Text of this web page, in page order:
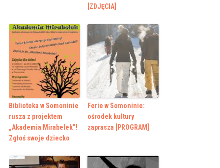
[ZDJĘCIA]
Biblioteka w Somoninie
rusza z projektem
„Akademia Mirabelek”!
Zgłoś swoje dziecko
Ferie w Somoninie:
ośrodek kultury
zaprasza [PROGRAM]